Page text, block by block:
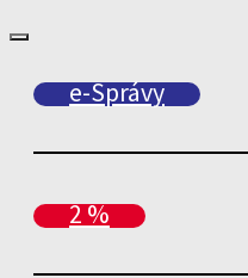
e-Správy
2 %